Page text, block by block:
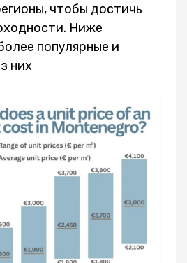
чтобы достичь
Ниже
популярные и
них